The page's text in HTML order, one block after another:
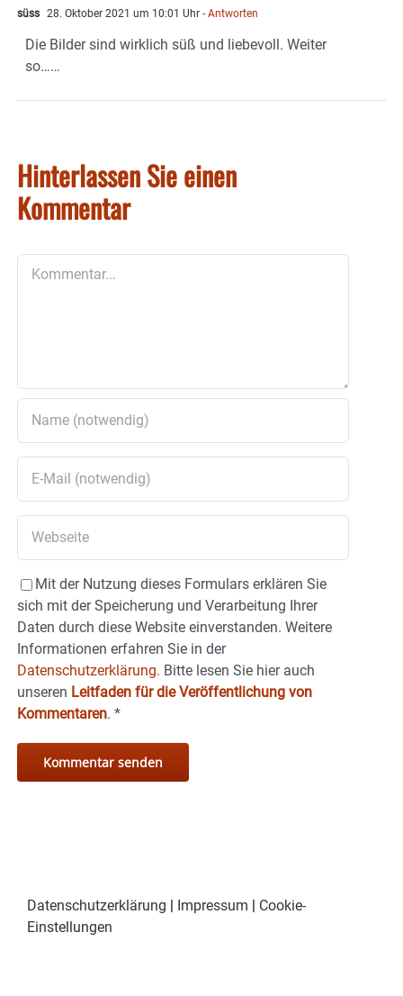
süss 28. Oktober 2021 um 10:01 Uhr - Antworten
Die Bilder sind wirklich süß und liebevoll. Weiter
so……
Hinterlassen Sie einen
Kommentar
Mit der Nutzung dieses Formulars erklären Sie
sich mit der Speicherung und Verarbeitung Ihrer
Daten durch diese Website einverstanden. Weitere
Informationen erfahren Sie in der
Datenschutzerklärung. Bitte lesen Sie hier auch
unseren Leitfaden für die Veröffentlichung von
Kommentaren. *
Datenschutzerklärung | Impressum | Cookie-
Einstellungen